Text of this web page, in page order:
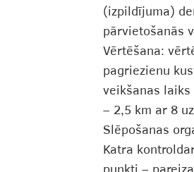
(izpildījuma)
pārvietošanās
Vērtēšana:
pagriezienu
veikšanas
– 2,5 km ar 8
Slēpošanas
Katra